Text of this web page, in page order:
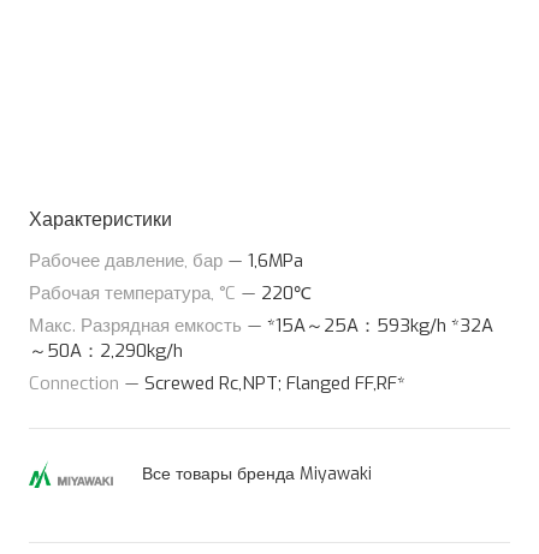
Характеристики
Рабочее давление, бар — 1,6MPa
Рабочая температура, °C — 220℃
Макс. Разрядная емкость — *15A～25A：593kg/h *32A
～50A：2,290kg/h
Connection — Screwed Rc,NPT; Flanged FF,RF*
Все товары бренда Miyawaki